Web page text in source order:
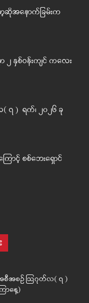
ဆိုအနောက်ခြမ်းက
၂ နှစ်ဝန်းကျင် ကလေး
) ရက်၊ ၂၀၂၆ ခု
ာင့် စစ်ဘေးရှောင်
အစီအစဉ် ဩဂုတ်လ( ၇ )
ာနေ့)